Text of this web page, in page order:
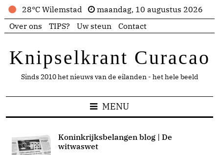
28°C Wilemstad
maandag, 10 augustus 2026
Over ons
TIPS? Uw steun Contact
Knipselkrant Curacao
Sinds 2010 het nieuws van de eilanden - het hele beeld
MENU
Koninkrijksbelangen blog | De
witwaswet